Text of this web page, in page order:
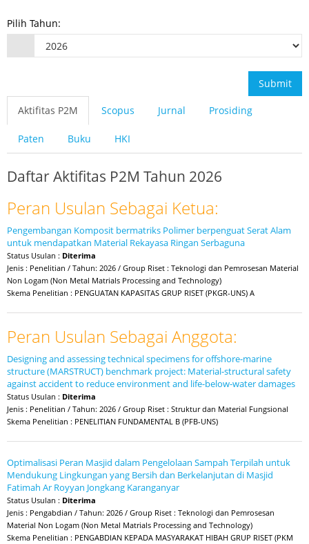
Pilih Tahun:
Submit
Aktifitas P2M Scopus Jurnal Prosiding
Paten Buku HKI
Daftar Aktifitas P2M Tahun 2026
Peran Usulan Sebagai Ketua:
Pengembangan Komposit bermatriks Polimer berpenguat Serat Alam
untuk mendapatkan Material Rekayasa Ringan Serbaguna
Status Usulan : Diterima
Jenis : Penelitian / Tahun: 2026 / Group Riset : Teknologi dan Pemrosesan Material
Non Logam (Non Metal Matrials Processing and Technology)
Skema Penelitian : PENGUATAN KAPASITAS GRUP RISET (PKGR-UNS) A
Peran Usulan Sebagai Anggota:
Designing and assessing technical specimens for offshore-marine
structure (MARSTRUCT) benchmark project: Material-structural safety
against accident to reduce environment and life-below-water damages
Status Usulan : Diterima
Jenis : Penelitian / Tahun: 2026 / Group Riset : Struktur dan Material Fungsional
Skema Penelitian : PENELITIAN FUNDAMENTAL B (PFB-UNS)
Optimalisasi Peran Masjid dalam Pengelolaan Sampah Terpilah untuk
Mendukung Lingkungan yang Bersih dan Berkelanjutan di Masjid
Fatimah Ar Royyan Jongkang Karanganyar
Status Usulan : Diterima
Jenis : Pengabdian / Tahun: 2026 / Group Riset : Teknologi dan Pemrosesan
Material Non Logam (Non Metal Matrials Processing and Technology)
Skema Penelitian : PENGABDIAN KEPADA MASYARAKAT HIBAH GRUP RISET (PKM